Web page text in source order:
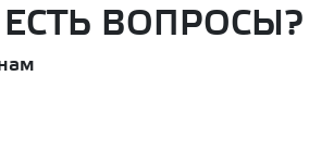
ВОПРОСЫ?